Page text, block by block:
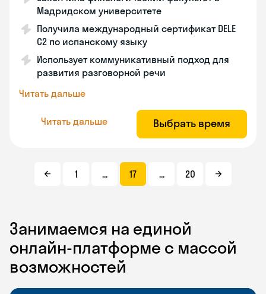
Мадридском университете
Получила международный сертификат DELE
C2 по испанскому языку
Использует коммуникативный подход для
развития разговорной речи
Читать дальше
Читать дальше Выбрать время
1 ... 17 ... 20
Занимаемся на единой
онлайн-платформе с массой
возможностей